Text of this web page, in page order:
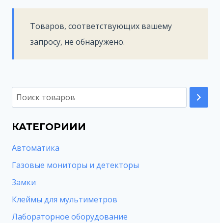
Товаров, соответствующих вашему
запросу, не обнаружено.
КАТЕГОРИИИ
Автоматика
Газовые мониторы и детекторы
Замки
Клеймы для мультиметров
Лабораторное оборудование